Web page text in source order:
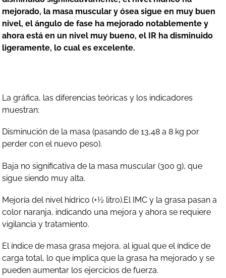
mejorado, la masa muscular y ósea sigue en muy buen
nivel, el ángulo de fase ha mejorado notablemente y
ahora está en un nivel muy bueno, el IR ha disminuido
ligeramente, lo cual es excelente.
La gráfica, las diferencias teóricas y los indicadores
muestran:
Disminución de la masa (pasando de 13,48 a 8 kg por
perder con el nuevo peso).
Baja no significativa de la masa muscular (300 g), que
sigue siendo muy alta.
Mejoría del nivel hídrico (+½ litro).El IMC y la grasa pasan a
color naranja, indicando una mejora y ahora se requiere
vigilancia y tratamiento.
El índice de masa grasa mejora, al igual que el índice de
carga total, lo que implica que la grasa ha mejorado y se
pueden aumentar los ejercicios de fuerza.